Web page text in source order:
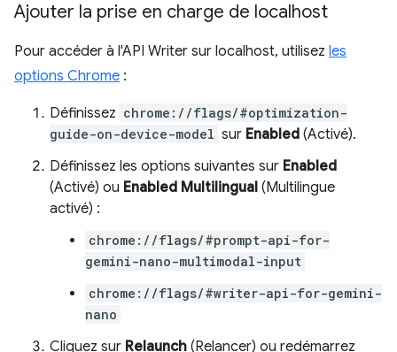
Ajouter la prise en charge de localhost
Pour accéder à l'API Writer sur localhost, utilisez les
options Chrome :
Définissez chrome://flags/#optimization-
guide-on-device-model sur Enabled (Activé).
Définissez les options suivantes sur Enabled
(Activé) ou Enabled Multilingual (Multilingue
activé) :
chrome://flags/#prompt-api-for-
gemini-nano-multimodal-input
chrome://flags/#writer-api-for-gemini-
nano
Cliquez sur Relaunch (Relancer) ou redémarrez